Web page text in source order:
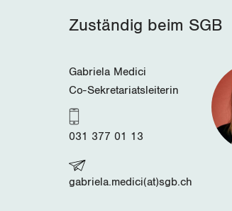
Zuständig beim SGB
Gabriela Medici
Co-Sekretariatsleiterin
031 377 01 13
gabriela.medici(at)sgb.ch